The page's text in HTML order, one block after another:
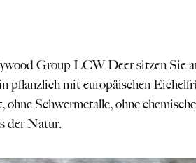
Group LCW Deer sitzen Sie
pflanzlich mit europäischen
ohne Schwermetalle, ohne
der Natur.